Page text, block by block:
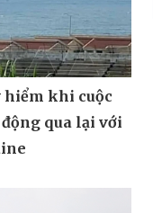
hiểm khi cuộc
qua lại với